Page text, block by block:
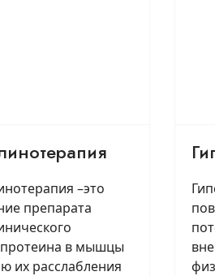
–это
препарата
в мышцы
их расслабления